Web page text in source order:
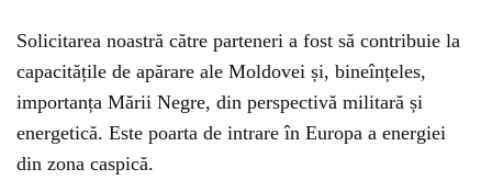
Solicitarea noastră către parteneri a fost să contribuie la
capacitățile de apărare ale Moldovei și, bineînțeles,
importanța Mării Negre, din perspectivă militară și
energetică. Este poarta de intrare în Europa a energiei
din zona caspică.